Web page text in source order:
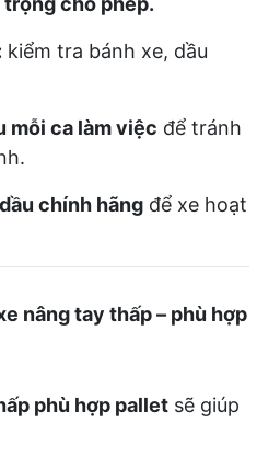
kiểm tra bánh xe, dầu
mỗi ca làm việc để tránh
chính hãngđể xe hoạt
nâng tay thấp – phù hợp
phù hợp palletsẽ giúp